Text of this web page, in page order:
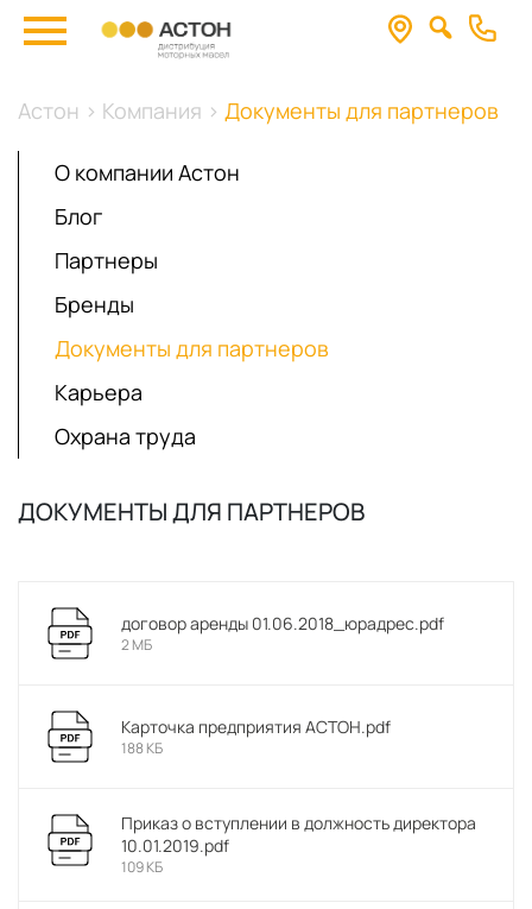
Астон > Компания > Документы для партнеров
О компании Астон
Блог
Партнеры
Бренды
Документы для партнеров
Карьера
Охрана труда
ДОКУМЕНТЫ ДЛЯ ПАРТНЕРОВ
договор аренды 01.06.2018_юрадрес.pdf
2 МБ
Карточка предприятия АСТОН.pdf
188 КБ
Приказ о вступлении в должность директора
10.01.2019.pdf
109 КБ